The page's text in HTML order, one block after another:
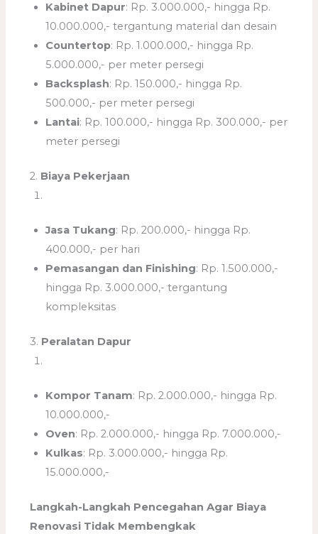
Kabinet Dapur: Rp. 3.000.000,- hingga Rp.
10.000.000,- tergantung material dan desain
Countertop: Rp. 1.000.000,- hingga Rp.
5.000.000,- per meter persegi
Backsplash: Rp. 150.000,- hingga Rp.
500.000,- per meter persegi
Lantai: Rp. 100.000,- hingga Rp. 300.000,- per
meter persegi
2. Biaya Pekerjaan
Jasa Tukang: Rp. 200.000,- hingga Rp.
400.000,- per hari
Pemasangan dan Finishing: Rp. 1.500.000,-
hingga Rp. 3.000.000,- tergantung
kompleksitas
3. Peralatan Dapur
Kompor Tanam: Rp. 2.000.000,- hingga Rp.
10.000.000,-
Oven: Rp. 2.000.000,- hingga Rp. 7.000.000,-
Kulkas: Rp. 3.000.000,- hingga Rp.
15.000.000,-
Langkah-Langkah Pencegahan Agar Biaya
Renovasi Tidak Membengkak